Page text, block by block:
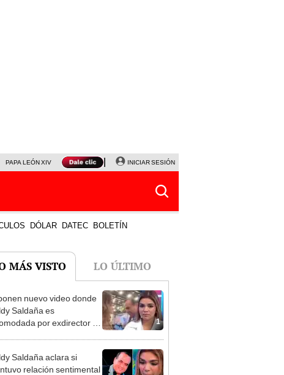
PAPA LEÓN XIV NALDY SALDAÑA LA BELLA LUZ
INICIAR SESIÓN
DÓLAR DATEC BOLETÍN
MÁS VISTO LO ÚLTIMO
1
nuevo video donde
Saldaña es
por exdirector de
Saldaña aclara si
relación sentimental